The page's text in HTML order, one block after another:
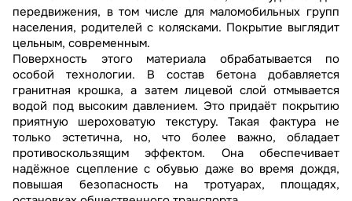
передвижения, в том числе для маломобильных групп
населения, родителей с колясками. Покрытие выглядит
цельным, современным.
Поверхность этого материала обрабатывается по
особой технологии. В состав бетона добавляется
гранитная крошка, а затем лицевой слой отмывается
водой под высоким давлением. Это придаёт покрытию
приятную шероховатую текстуру. Такая фактура не
только эстетична, но, что более важно, обладает
противоскользящим эффектом. Она обеспечивает
надёжное сцепление с обувью даже во время дождя,
повышая безопасность на тротуарах, площадях,